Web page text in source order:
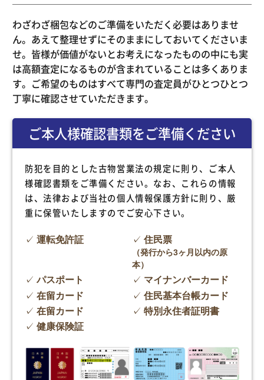
わざわざ梱包などのご準備をいただく必要はありませ
ん。あえて整理せずにそのままにしておいてくださいま
せ。皆様が価値がないとお考えになったものの中にも実
は高額査定になるものが含まれていることは多くありま
す。ご希望のものはすべて専門の査定員がひとつひとつ
丁寧に確認させていただきます。
ご本人様確認書類をご準備ください
防犯を目的とした古物営業法の規定に則り、ご本人
様確認書類をご準備ください。なお、これらの情報
は、法律および当社の個人情報保護方針に則り、厳
重に保管いたしますのでご安心下さい。
運転免許証 住民票
（発行から3ヶ月以内の原
本）
パスポート
マイナンバーカード
在留カード
住民基本台帳カード
在留カード
特別永住者証明書
健康保険証